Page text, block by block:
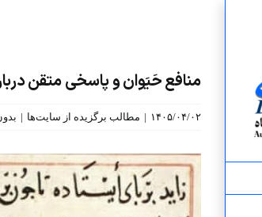
منافع‌ حَیَوان و پاسخی متقن
۱۴۰۵/۰۴/۰۲ | مطالب برگزیده از سایت‌ها |
نمایش
تصویر
بزرگ